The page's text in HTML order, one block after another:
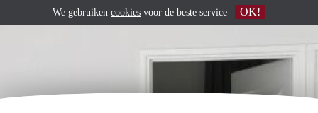
We gebruiken cookies voor de beste service OK!